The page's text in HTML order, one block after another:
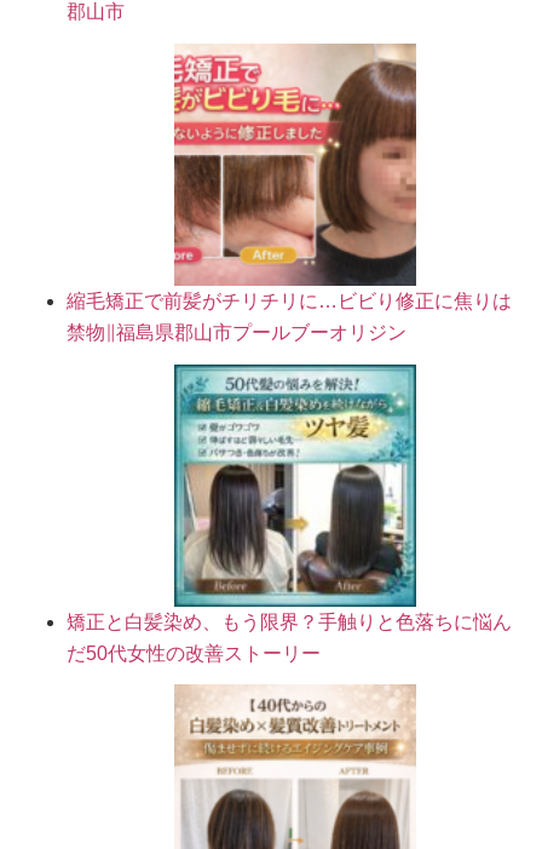
郡山市
縮毛矯正で前髪がチリチリに…ビビり修正に焦りは
禁物∥福島県郡山市プールブーオリジン
矯正と白髪染め、もう限界？手触りと色落ちに悩ん
だ50代女性の改善ストーリー